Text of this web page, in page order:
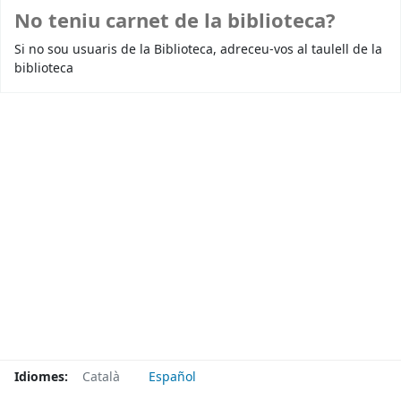
No teniu carnet de la biblioteca?
Si no sou usuaris de la Biblioteca, adreceu-vos al taulell de la
biblioteca
Idiomes: Català Español